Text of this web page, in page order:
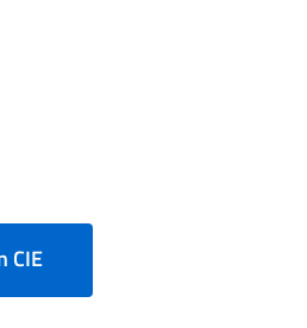
CIE